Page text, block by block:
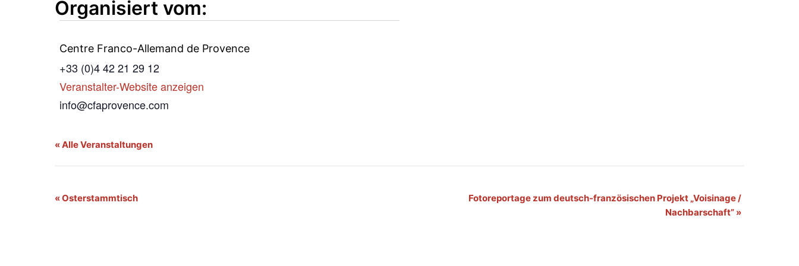
Organisiert vom:
Centre Franco-Allemand de Provence
+33 (0)4 42 21 29 12
Veranstalter-Website anzeigen
info@cfaprovence.com
« Alle Veranstaltungen
Veranstaltung-
«Osterstammtisch
Fotoreportage zum deutsch-französischen Projekt „Voisinage /
Nachbarschaft” »